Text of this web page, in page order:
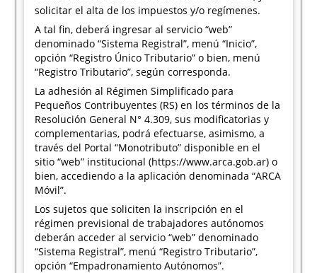
solicitar el alta de los impuestos y/o regímenes.
A tal fin, deberá ingresar al servicio “web”
denominado “Sistema Registral”, menú “Inicio”,
opción “Registro Único Tributario” o bien, menú
“Registro Tributario”, según corresponda.
La adhesión al Régimen Simplificado para
Pequeños Contribuyentes (RS) en los términos de la
Resolución General N° 4.309, sus modificatorias y
complementarias, podrá efectuarse, asimismo, a
través del Portal “Monotributo” disponible en el
sitio “web” institucional (https://www.arca.gob.ar) o
bien, accediendo a la aplicación denominada “ARCA
Móvil”.
Los sujetos que soliciten la inscripción en el
régimen previsional de trabajadores autónomos
deberán acceder al servicio “web” denominado
“Sistema Registral”, menú “Registro Tributario”,
opción “Empadronamiento Autónomos”.